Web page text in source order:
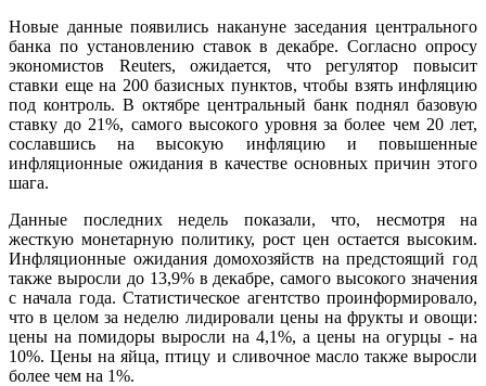
Новые данные появились накануне заседания центрального
банка по установлению ставок в декабре. Согласно опросу
экономистов Reuters, ожидается, что регулятор повысит
ставки еще на 200 базисных пунктов, чтобы взять инфляцию
под контроль. В октябре центральный банк поднял базовую
ставку до 21%, самого высокого уровня за более чем 20 лет,
сославшись на высокую инфляцию и повышенные
инфляционные ожидания в качестве основных причин этого
шага.
Данные последних недель показали, что, несмотря на
жесткую монетарную политику, рост цен остается высоким.
Инфляционные ожидания домохозяйств на предстоящий год
также выросли до 13,9% в декабре, самого высокого значения
с начала года. Статистическое агентство проинформировало,
что в целом за неделю лидировали цены на фрукты и овощи:
цены на помидоры выросли на 4,1%, а цены на огурцы - на
10%. Цены на яйца, птицу и сливочное масло также выросли
более чем на 1%.